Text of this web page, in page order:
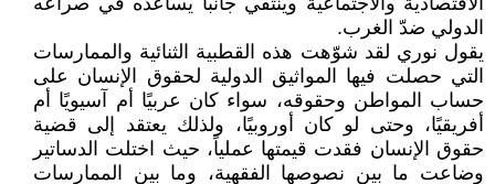
الدولي ضدّ الغرب.
يقول نوري لقد شوّهت هذه القطبية الثنائية والممارسات
التي حصلت فيها المواثيق الدولية لحقوق الإنسان على
حساب المواطن وحقوقه، سواء كان عربيًا أم آسيويًا أم
أفريقيًا، وحتى لو كان أوروبيًا، ولذلك يعتقد إلى قضية
حقوق الإنسان فقدت قيمتها عملياً، حيث اختلت الدساتير
وضاعت ما بين نصوصها الفقهية، وما بين الممارسات